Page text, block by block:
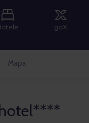
goX
Mapa